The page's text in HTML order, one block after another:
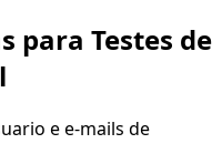
para Testes de
e e-mails de